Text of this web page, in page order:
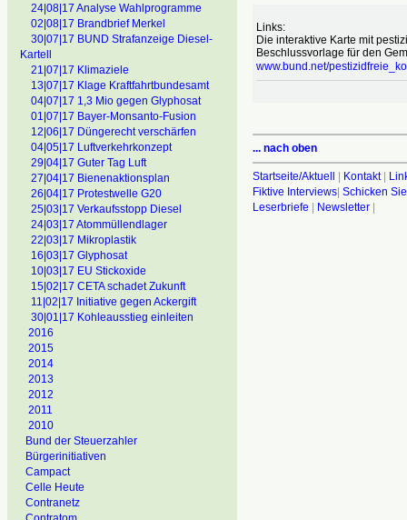
24|08|17 Analyse Wahlprogramme
02|08|17 Brandbrief Merkel
30|07|17 BUND Strafanzeige Diesel-
Kartell
21|07|17 Klimaziele
13|07|17 Klage Kraftfahrtbundesamt
04|07|17 1,3 Mio gegen Glyphosat
01|07|17 Bayer-Monsanto-Fusion
12|06|17 Düngerecht verschärfen
04|05|17 Luftverkehrkonzept
29|04|17 Guter Tag Luft
27|04|17 Bienenaktionsplan
26|04|17 Protestwelle G20
25|03|17 Verkaufsstopp Diesel
24|03|17 Atommüllendlager
22|03|17 Mikroplastik
16|03|17 Glyphosat
10|03|17 EU Stickoxide
15|02|17 CETA schadet Zukunft
11|02|17 Initiative gegen Ackergift
30|01|17 Kohleausstieg einleiten
2016
2015
2014
2013
2012
2011
2010
Bund der Steuerzahler
Bürgerinitiativen
Campact
Celle Heute
Contranetz
Links:
Die interaktive Karte mit
Beschlussvorlage für den
www.bund.net/
... nach oben
Startseite/Aktuell | Kontakt|
Fiktive Interviews| Schicken
Leserbriefe | Newsletter|